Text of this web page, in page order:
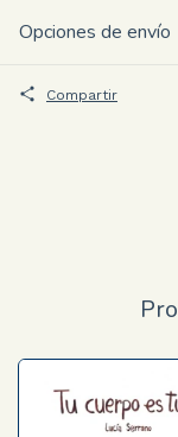
Opciones de envío
Compartir